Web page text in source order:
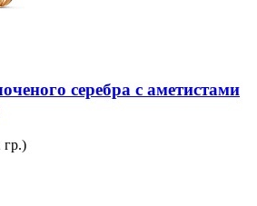
серебра с аметистами
гр.)